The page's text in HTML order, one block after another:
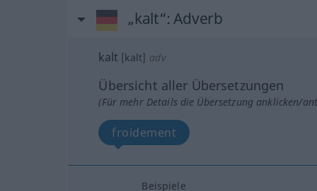
„kalt“: Adverb
kalt [kalt] adv
Übersicht aller Übersetzungen
(Für mehr Details die Übersetzung anklicken/
froidement
Beispiele